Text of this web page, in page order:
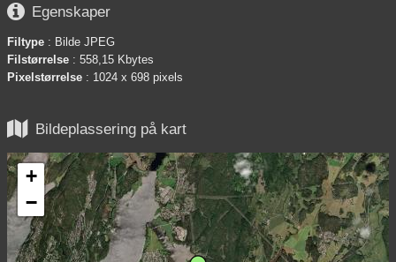
 Egenskaper
Filtype : Bilde JPEG
Filstørrelse : 558,15 Kbytes
Pixelstørrelse : 1024 x 698 pixels
 Bildeplassering på kart
+
−